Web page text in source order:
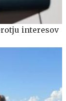
interesov